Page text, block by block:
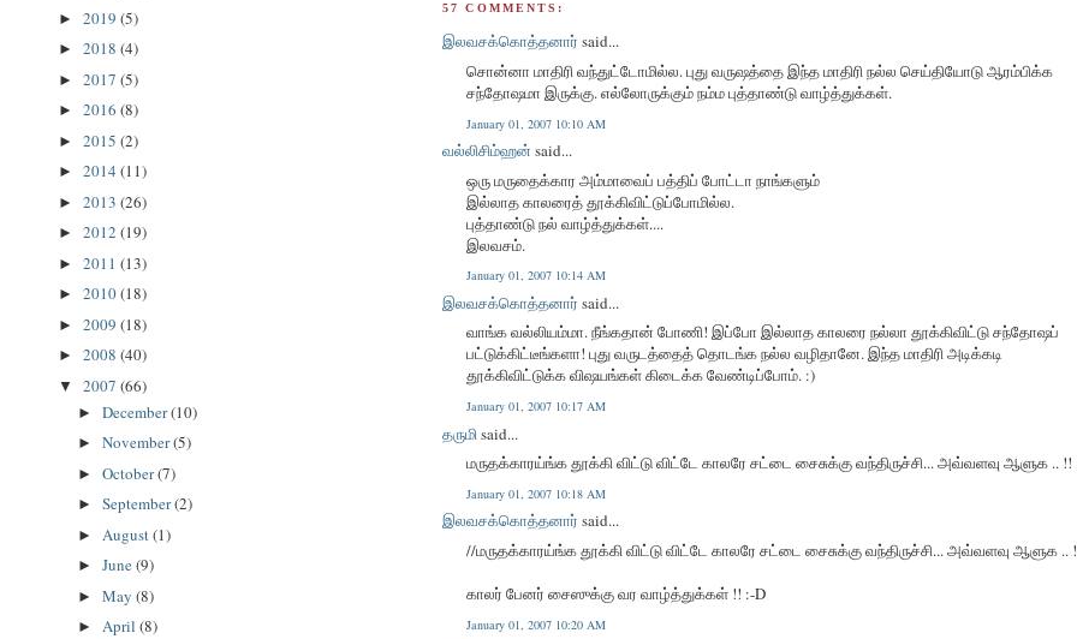
57 COMMENTS:
இலவசக்கொத்தனார் said...
சொன்னா மாதிரி வந்துட்டோமில்ல. புது வருஷத்தை இந்த மாதிரி நல்ல செய்தியோடு ஆரம்பிக்க
சந்தோஷமா இருக்கு. எல்லோருக்கும் நம்ம புத்தாண்டு வாழ்த்துக்கள்.
January 01, 2007 10:10 AM
வல்லிசிம்ஹன் said...
ஒரு மருதைக்கார அம்மாவைப் பத்திப் போட்டா நாங்களும்
இல்லாத காலரைத் தூக்கிவிட்டுப்போமில்ல.
புத்தாண்டு நல் வாழ்த்துக்கள்....
இலவசம்.
January 01, 2007 10:14 AM
இலவசக்கொத்தனார் said...
வாங்க வல்லியம்மா. நீங்கதான் போணி! இப்போ இல்லாத காலரை நல்லா தூக்கிவிட்டு சந்தோஷப்
பட்டுக்கிட்டீங்களா! புது வருடத்தைத் தொடங்க நல்ல வழிதானே. இந்த மாதிரி அடிக்கடி
தூக்கிவிட்டுக்க விஷயங்கள் கிடைக்க வேண்டிப்போம். :)
January 01, 2007 10:17 AM
தருமிsaid...
மருதக்காரய்ங்க தூக்கி விட்டு விட்டே காலரே சட்டை சைசுக்கு வந்திருச்சி... அவ்வளவு ஆளுக .. !!
January 01, 2007 10:18 AM
இலவசக்கொத்தனார் said...
//மருதக்காரய்ங்க தூக்கி விட்டு விட்டே காலரே சட்டை சைசுக்கு வந்திருச்சி... அவ்வளவு ஆளுக ..
காலர் பேனர் சைஸுக்கு வர வாழ்த்துக்கள் !! :-D
January 01, 2007 10:20 AM
► 2019 (5)
► 2018 (4)
► 2017 (5)
► 2016 (8)
► 2015 (2)
► 2014 (11)
► 2013 (26)
► 2012 (19)
► 2011 (13)
► 2010(18)
► 2009 (18)
► 2008 (40)
▼ 2007 (66)
► December(10)
► November(5)
► October(7)
► September(2)
► August(1)
► June(9)
► May (8)
► April (8)